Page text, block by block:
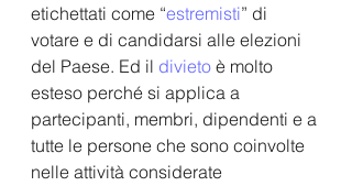
etichettati come “estremisti” di
votare e di candidarsi alle elezioni
del Paese. Ed il divieto è molto
esteso perché si applica a
partecipanti, membri, dipendenti e a
tutte le persone che sono coinvolte
nelle attività considerate